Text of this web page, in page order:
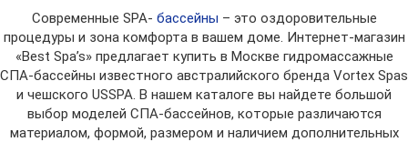
Современные SPA- бассейны – это оздоровительные
процедуры и зона комфорта в вашем доме. Интернет-магазин
«Best Spa’s» предлагает купить в Москве гидромассажные
СПА-бассейны известного австралийского бренда Vortex Spas
и чешского USSPA. В нашем каталоге вы найдете большой
выбор моделей СПА-бассейнов, которые различаются
материалом, формой, размером и наличием дополнительных